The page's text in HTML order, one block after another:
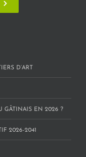
D’ART
GÂTINAIS EN 2026 ?
2026-2041